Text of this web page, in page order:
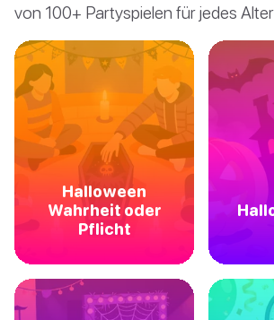
von 100+ Partyspielen für jedes
Halloween
Wahrheit oder
Pflicht